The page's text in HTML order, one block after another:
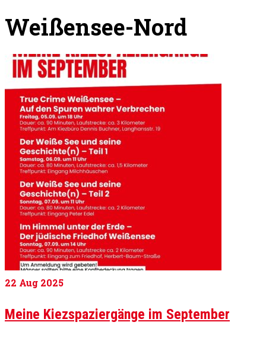
Weißensee-Nord
22 Aug 2025
Meine Kiezspaziergänge im September